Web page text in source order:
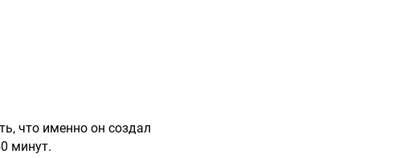
что именно он создал
минут.